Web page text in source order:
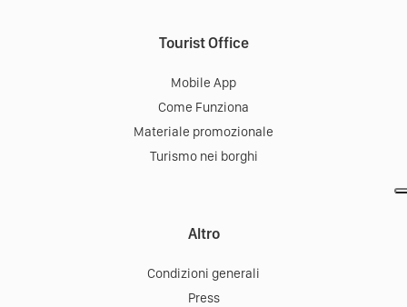
Tourist Office
Mobile App
Come Funziona
Materiale promozionale
Turismo nei borghi
Altro
Condizioni generali
Press